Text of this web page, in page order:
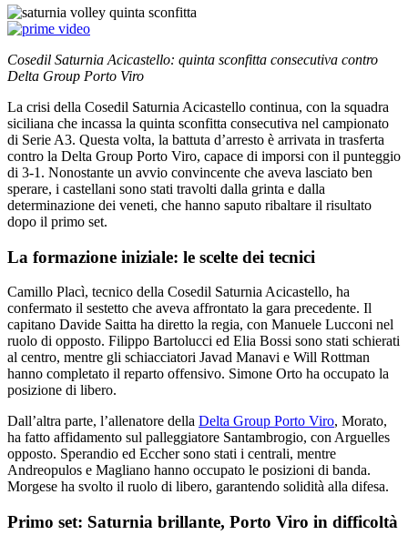
Cosedil Saturnia Acicastello: quinta sconfitta consecutiva contro
Delta Group Porto Viro
La crisi della Cosedil Saturnia Acicastello continua, con la squadra
siciliana che incassa la quinta sconfitta consecutiva nel campionato
di Serie A3. Questa volta, la battuta d’arresto è arrivata in trasferta
contro la Delta Group Porto Viro, capace di imporsi con il punteggio
di 3-1. Nonostante un avvio convincente che aveva lasciato ben
sperare, i castellani sono stati travolti dalla grinta e dalla
determinazione dei veneti, che hanno saputo ribaltare il risultato
dopo il primo set.
La formazione iniziale: le scelte dei tecnici
Camillo Placì, tecnico della Cosedil Saturnia Acicastello, ha
confermato il sestetto che aveva affrontato la gara precedente. Il
capitano Davide Saitta ha diretto la regia, con Manuele Lucconi nel
ruolo di opposto. Filippo Bartolucci ed Elia Bossi sono stati schierati
al centro, mentre gli schiacciatori Javad Manavi e Will Rottman
hanno completato il reparto offensivo. Simone Orto ha occupato la
posizione di libero.
Dall’altra parte, l’allenatore della Delta Group Porto Viro, Morato,
ha fatto affidamento sul palleggiatore Santambrogio, con Arguelles
opposto. Sperandio ed Eccher sono stati i centrali, mentre
Andreopulos e Magliano hanno occupato le posizioni di banda.
Morgese ha svolto il ruolo di libero, garantendo solidità alla difesa.
Primo set: Saturnia brillante, Porto Viro in difficoltà